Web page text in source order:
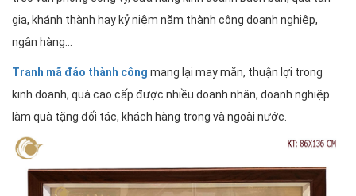
gia, khánh thành hay kỷ niệm năm thành công doanh nghiệp,
ngân hàng...
Tranh mã đáo thành công mang lại may mắn, thuận lợi trong
kinh doanh, quà cao cấp được nhiều doanh nhân, doanh nghiệp
làm quà tặng đối tác, khách hàng trong và ngoài nước.